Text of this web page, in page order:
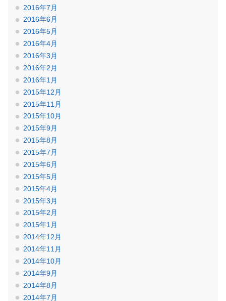
2016年7月
2016年6月
2016年5月
2016年4月
2016年3月
2016年2月
2016年1月
2015年12月
2015年11月
2015年10月
2015年9月
2015年8月
2015年7月
2015年6月
2015年5月
2015年4月
2015年3月
2015年2月
2015年1月
2014年12月
2014年11月
2014年10月
2014年9月
2014年8月
2014年7月